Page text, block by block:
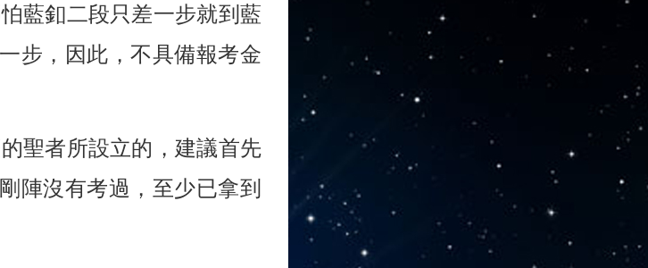
藍釦二段只差一步就到藍
步，因此，不具備報考金
聖者所設立的，建議首先
陣沒有考過，至少已拿到